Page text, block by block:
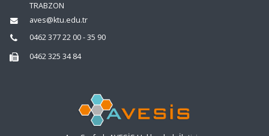
TRABZON
aves@ktu.edu.tr
0462 377 22 00 - 35 90
0462 325 34 84